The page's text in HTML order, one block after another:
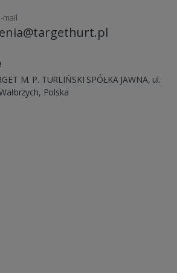
mail
M. P. TURLIŃSKI SPÓŁKA JAWNA, ul.
Polska